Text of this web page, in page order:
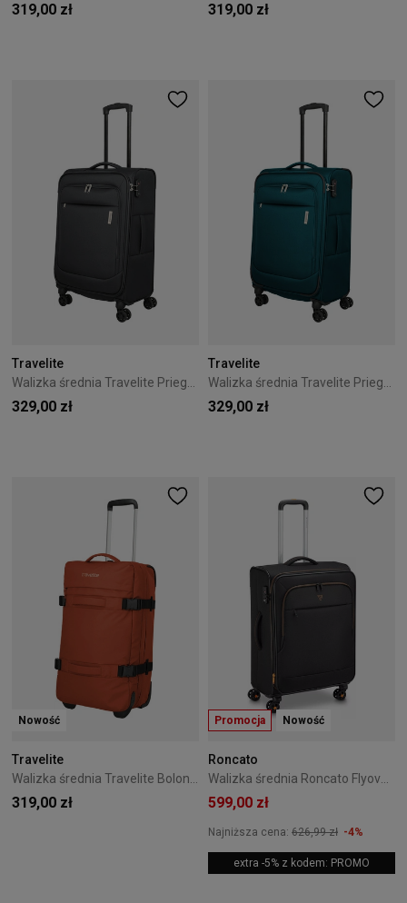
319,00 zł 319,00 zł
Travelite
329,00 zł
Travelite
329,00 zł
Nowość
Travelite
319,00 zł
Promocja Nowość
Roncato
599,00 zł
Najniższa cena: 626,99 zł -4%
extra -5% z kodem: PROMO